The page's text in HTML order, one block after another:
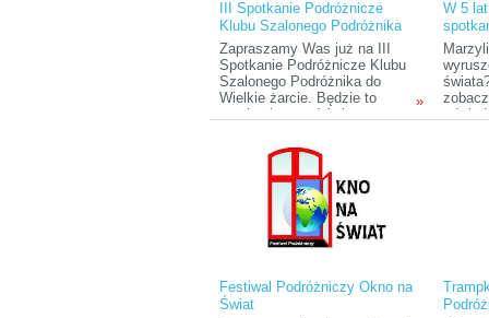
festiwalowe.
III Spotkanie Podróżnicze
Klubu Szalonego Podróżnika
Zapraszamy Was już na III
Spotkanie Podróżnicze Klubu
Szalonego Podróżnika do
Wielkie żarcie. Będzie to
spotkanie przed świąteczne, w
prezentacje podróżnicze, gdyż
odbędzie.
»
W 5
Kilena
Festiwal Podróżniczy Okno na
Świat